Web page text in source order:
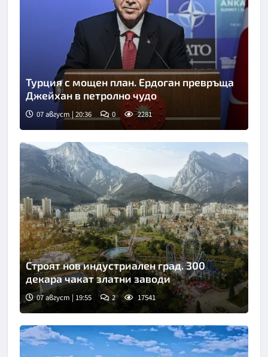
Турция с мощен план. Ердоган превръща
Джейхан в петролно чудо
07 август | 20:36 0 2281
Строят нов индустриален град. 300
декара чакат златни заводи
07 август | 19:55 2 17541